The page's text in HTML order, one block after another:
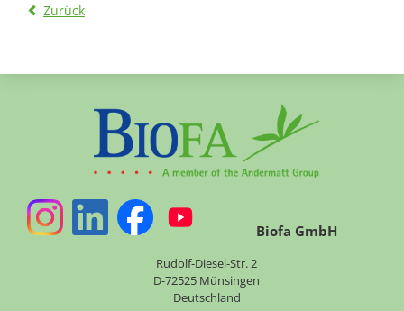
Zurück
Biofa GmbH
Rudolf-Diesel-Str. 2
D-72525 Münsingen
Deutschland